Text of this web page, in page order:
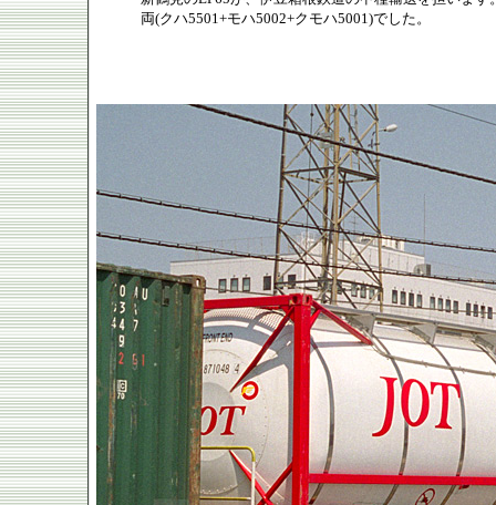
両(クハ5501+モハ5002+クモハ5001)でした。